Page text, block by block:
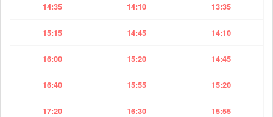
14:35 14:10 13:35
15:15 14:45 14:10
16:00 15:20 14:45
16:40 15:55 15:20
17:20 16:30 15:55